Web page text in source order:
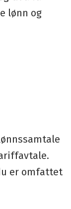
lønn og
er omfattet